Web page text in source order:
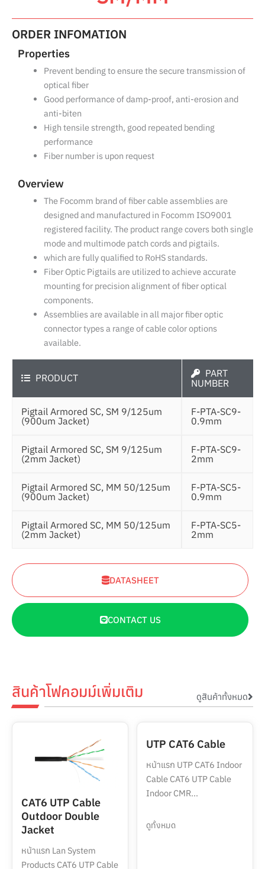
ORDER INFOMATION
Properties
Prevent bending to ensure the secure transmission of
optical fiber
Good performance of damp-proof, anti-erosion and
anti-biten
High tensile strength, good repeated bending
performance
Fiber number is upon request
Overview
The Focomm brand of fiber cable assemblies are
designed and manufactured in Focomm ISO9001
registered facility. The product range covers both single
mode and multimode patch cords and pigtails.
which are fully qualified to RoHS standards.
Fiber Optic Pigtails are utilized to achieve accurate
mounting for precision alignment of fiber optical
components.
Assemblies are available in all major fiber optic
connector types a range of cable color options
available.
PRODUCT
PART
NUMBER
Pigtail Armored SC, SM 9/125um
(900um Jacket)
F-PTA-SC9-
0.9mm
Pigtail Armored SC, SM 9/125um
(2mm Jacket)
F-PTA-SC9-
2mm
Pigtail Armored SC, MM 50/125um
(900um Jacket)
F-PTA-SC5-
0.9mm
Pigtail Armored SC, MM 50/125um
(2mm Jacket)
F-PTA-SC5-
2mm
DATASHEET
CONTACT US
สินค้าโฟคอมม์เพิ่มเติม ดูสินค้าทั้งหมด
CAT6 UTP Cable
Outdoor Double
Jacket
หน้าแรก Lan System
Products CAT6 UTP Cable
UTP CAT6 Cable
หน้าแรก UTP CAT6 Indoor
Cable CAT6 UTP Cable
Indoor CMR...
ดูทั้งหมด